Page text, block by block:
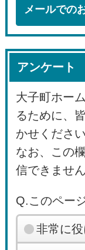
メールでの
アンケート
大子町ホー
るために、
かせください
なお、この
信できませ
Q.このペー
非常に